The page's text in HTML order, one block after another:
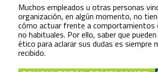
Muchos empleados u otras personas
organización, en algún momento, no
cómo actuar frente a comportamientos
no habituales. Por ello, saber que
ético para aclarar sus dudas es siempre
recibido.